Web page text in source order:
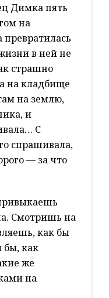
Димка пять
на
превратилась
в ней не
страшно
на кладбище
на землю,
и
С
спрашивала,
— за что
Смотришь на
как бы
бы, как
же
на